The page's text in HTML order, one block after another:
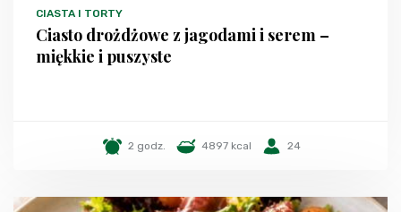
CIASTA I TORTY
Ciasto drożdżowe z jagodami i serem –
miękkie i puszyste
2 godz. 4897 kcal 24